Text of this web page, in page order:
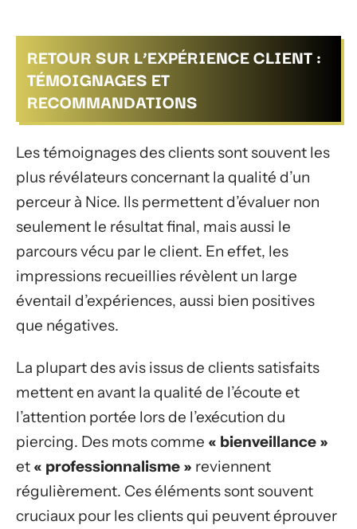
RETOUR SUR L’EXPÉRIENCE CLIENT :
TÉMOIGNAGES ET
RECOMMANDATIONS
Les témoignages des clients sont souvent les
plus révélateurs concernant la qualité d’un
perceur à Nice. Ils permettent d’évaluer non
seulement le résultat final, mais aussi le
parcours vécu par le client. En effet, les
impressions recueillies révèlent un large
éventail d’expériences, aussi bien positives
que négatives.
La plupart des avis issus de clients satisfaits
mettent en avant la qualité de l’écoute et
l’attention portée lors de l’exécution du
piercing. Des mots comme « bienveillance »
et « professionnalisme » reviennent
régulièrement. Ces éléments sont souvent
cruciaux pour les clients qui peuvent éprouver